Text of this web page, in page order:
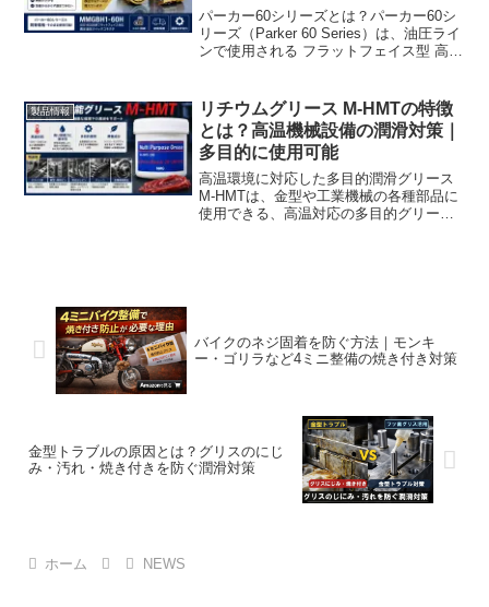
パーカー60シリーズとは？パーカー60シ
リーズ（Parker 60 Series）は、油圧ライ
ンで使用される フラットフェイス型 高圧
続時の油漏れ低減異物混入防...
製品情報
リチウムグリース M-HMTの特徴
とは？高温機械設備の潤滑対策｜
多目的に使用可能
高温環境に対応した多目的潤滑グリース
M-HMTは、金型や工業機械の各種部品に
使用できる、高温対応の多目的グリース
バイクのネジ固着を防ぐ方法｜モンキ
ー・ゴリラなど4ミニ整備の焼き付き対策
金型トラブルの原因とは？グリスのにじ
み・汚れ・焼き付きを防ぐ潤滑対策
ホーム NEWS